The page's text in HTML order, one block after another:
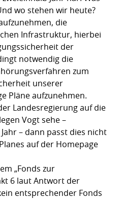
wo stehen wir heute?
die
Infrastruktur, hierbei
der
notwendig die
zum
unserer
Pläne aufzunehmen.
Landesregierung auf die
Vogt sehe –
– dann passt dies nicht
auf der Homepage
„Fonds zur
6 laut Antwort der
entsprechender Fonds